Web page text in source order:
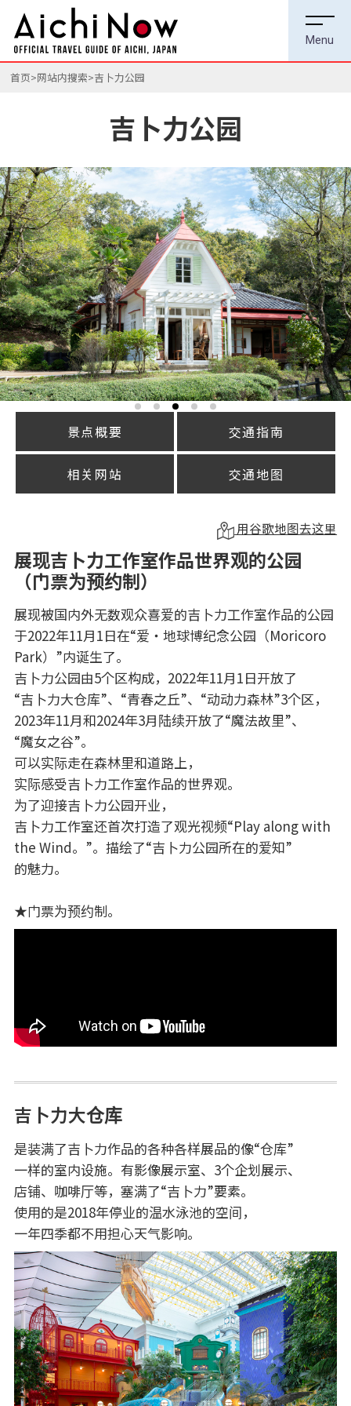
首页 网站内搜索 吉卜力公园
吉卜力公园
景点概要 交通指南
相关网站 交通地图
用谷歌地图去这里
展现吉卜力工作室作品世界观的公园
（门票为预约制）
展现被国内外无数观众喜爱的吉卜力工作室作品的公园
于2022年11月1日在“爱・地球博纪念公园（Moricoro
Park）”内诞生了。
吉卜力公园由5个区构成，2022年11月1日开放了
“吉卜力大仓库”、“青春之丘”、“动动力森林”3个区，
2023年11月和2024年3月陆续开放了“魔法故里”、
“魔女之谷”。
可以实际走在森林里和道路上，
实际感受吉卜力工作室作品的世界观。
为了迎接吉卜力公园开业，
吉卜力工作室还首次打造了观光视频“Play along with
the Wind。”。描绘了“吉卜力公园所在的爱知”
的魅力。
★门票为预约制。
吉卜力大仓库
是装满了吉卜力作品的各种各样展品的像“仓库”
一样的室内设施。有影像展示室、3个企划展示、
店铺、咖啡厅等，塞满了“吉卜力”要素。
使用的是2018年停业的温水泳池的空间，
一年四季都不用担心天气影响。